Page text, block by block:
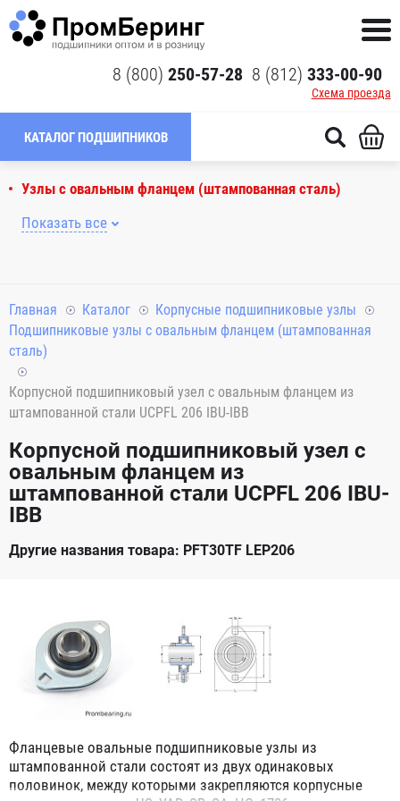
8 (800) 250-57-28 8 (812) 333-00-90
Схема проезда
КАТАЛОГ ПОДШИПНИКОВ
Узлы с овальным фланцем (штампованная сталь)
Показать все
Главная Каталог
Корпусные подшипниковые узлы
Подшипниковые узлы с овальным фланцем (штампованная
сталь)
Корпусной подшипниковый узел с овальным фланцем из
штампованной стали UCPFL 206 IBU-IBB
Корпусной подшипниковый узел с
овальным фланцем из
штампованной стали UCPFL 206 IBU-
IBB
Другие названия товара: PFT30TF LEP206
Фланцевые овальные подшипниковые узлы из
штампованной стали состоят из двух одинаковых
половинок, между которыми закрепляются корпусные